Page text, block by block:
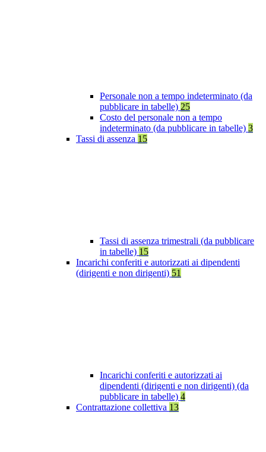
Personale non a tempo indeterminato (da
pubblicare in tabelle) 25
Costo del personale non a tempo
indeterminato (da pubblicare in tabelle) 3
Tassi di assenza 15
Tassi di assenza trimestrali (da pubblicare
in tabelle) 15
Incarichi conferiti e autorizzati ai dipendenti
(dirigenti e non dirigenti) 51
Incarichi conferiti e autorizzati ai
dipendenti (dirigenti e non dirigenti) (da
pubblicare in tabelle) 4
Contrattazione collettiva 13